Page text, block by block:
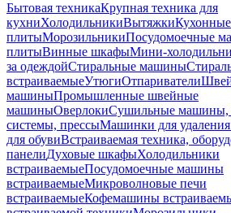
Бытовая техникаКрупная техника для
кухниХолодильникиВытяжкиКухонные
плитыМорозильникиПосудомоечные
плитыВинные шкафыМини-
за одеждойСтиральные машины
встраиваемыеУтюгиОтпариватели
машиныПромышленные швейные
машиныОверлокиСушильные
системы, прессыМашинки для
для обувиВстраиваемая техника,
панелиДуховые шкафыХолодильники
встраиваемыеПосудомоечные машины
встраиваемыеМикроволновые печи
встраиваемыеКофемашины